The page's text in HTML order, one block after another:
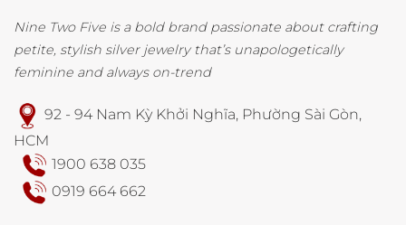
Nine Two Five is a bold brand passionate about crafting
petite, stylish silver jewelry that’s unapologetically
feminine and always on-trend
92 - 94 Nam Kỳ Khởi Nghĩa, Phường Sài Gòn,
HCM
1900 638 035
0919 664 662